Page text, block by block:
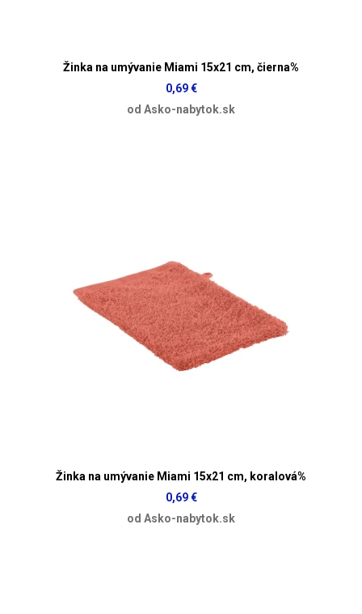
Žinka na umývanie Miami 15x21 cm, čierna%
0,69 €
od Asko-nabytok.sk
Žinka na umývanie Miami 15x21 cm, koralová%
0,69 €
od Asko-nabytok.sk